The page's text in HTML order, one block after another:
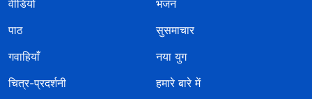
वीडियो
भजन
पाठ
सुसमाचार
गवाहियाँ
नया युग
चित्र-प्रदर्शनी
हमारे बारे में